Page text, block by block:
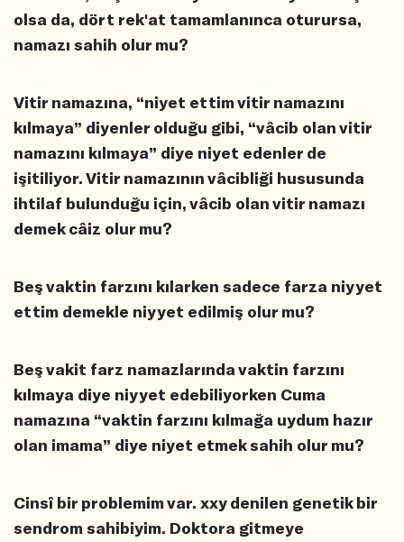
olsa da, dört rek'at tamamlanınca oturursa,
namazı sahih olur mu?
Vitir namazına, “niyet ettim vitir namazını
kılmaya” diyenler olduğu gibi, “vâcib olan vitir
namazını kılmaya” diye niyet edenler de
işitiliyor. Vitir namazının vâcibliği hususunda
ihtilaf bulunduğu için, vâcib olan vitir namazı
demek câiz olur mu?
Beş vaktin farzını kılarken sadece farza niyyet
ettim demekle niyyet edilmiş olur mu?
Beş vakit farz namazlarında vaktin farzını
kılmaya diye niyyet edebiliyorken Cuma
namazına “vaktin farzını kılmağa uydum hazır
olan imama” diye niyet etmek sahih olur mu?
Cinsî bir problemim var. xxy denilen genetik bir
sendrom sahibiyim. Doktora gitmeye